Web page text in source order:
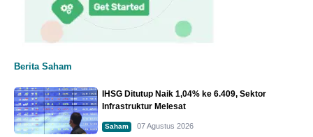
Berita Saham
IHSG Ditutup Naik 1,04% ke 6.409, Sektor
Infrastruktur Melesat
Saham 07 Agustus 2026